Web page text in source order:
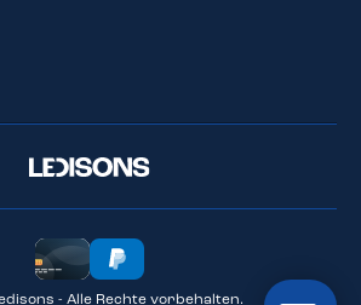
- Alle Rechte vorbehalten.